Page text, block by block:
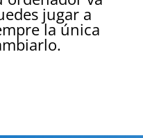
jugar a
la única